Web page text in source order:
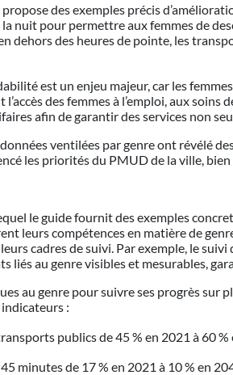
des exemples précis
nuit pour permettre aux femmes de
dehors des heures de pointe, les
est un enjeu majeur, car les
des femmes à l’emploi, aux soins
afin de garantir des services non
ventilées par genre ont révélé
les priorités du PMUD de la ville, bien
le guide fournit des exemples
leurs compétences en matière de
cadres de suivi. Par exemple, le
liés au genre visibles et mesurables,
au genre pour suivre ses progrès sur
:
publics de 45 % en 2021 à 60 %
minutes de 17 % en 2021 à 10 % en